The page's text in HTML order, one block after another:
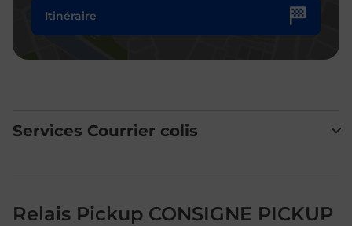
Itinéraire
Services Courrier colis
Relais Pickup CONSIGNE PICKUP